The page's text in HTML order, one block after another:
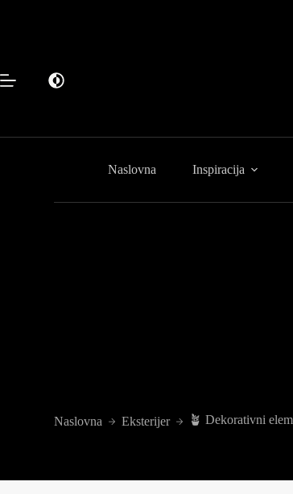
Naslovna Inspiracija
Naslovna Eksterijer 🪴 Dekorativni